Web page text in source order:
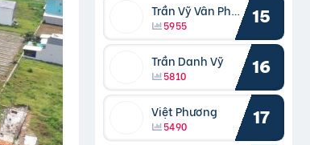
Trần Vỹ Vân Phong
5955 15
Trần Danh Vỹ
5810 16
Việt Phương
5490 17